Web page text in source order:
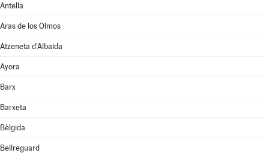
Antella
Aras de los Olmos
Atzeneta d'Albaida
Ayora
Barx
Barxeta
Bèlgida
Bellreguard